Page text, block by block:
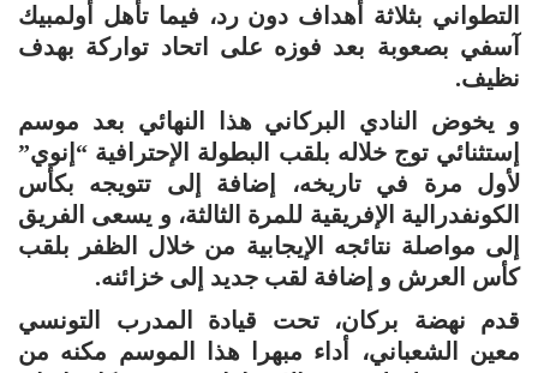
التطواني بثلاثة أهداف دون رد، فيما تأهل أولمبيك
آسفي بصعوبة بعد فوزه على اتحاد تواركة بهدف
نظيف.
و يخوض النادي البركاني هذا النهائي بعد موسم
إستثنائي توج خلاله بلقب البطولة الإحترافية “إنوي”
لأول مرة في تاريخه، إضافة إلى تتويجه بكأس
الكونفدرالية الإفريقية للمرة الثالثة، و يسعى الفريق
إلى مواصلة نتائجه الإيجابية من خلال الظفر بلقب
كأس العرش و إضافة لقب جديد إلى خزائنه.
قدم نهضة بركان، تحت قيادة المدرب التونسي
معين الشعباني، أداء مبهرا هذا الموسم مكنه من